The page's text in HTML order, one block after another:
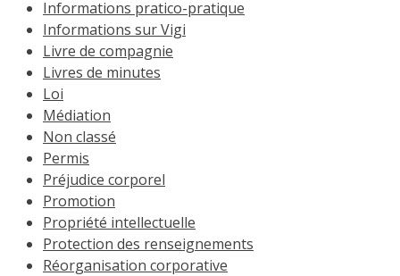
Informations pratico-pratique
Informations sur Vigi
Livre de compagnie
Livres de minutes
Loi
Médiation
Non classé
Permis
Préjudice corporel
Promotion
Propriété intellectuelle
Protection des renseignements
Réorganisation corporative